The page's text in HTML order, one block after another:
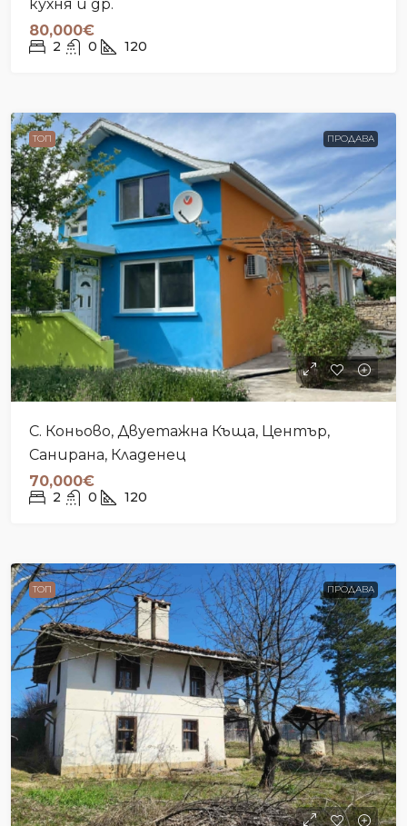
кухня и др.
80,000€
2 0 120
ТОП ПРОДАВА
С. Коньово, Двуетажна Къща, Център,
Санирана, Кладенец
70,000€
2 0 120
ТОП ПРОДАВА